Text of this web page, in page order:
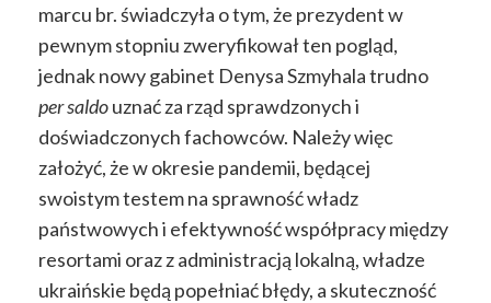
marcu br. świadczyła o tym, że prezydent w
pewnym stopniu zweryfikował ten pogląd,
jednak nowy gabinet Denysa Szmyhala trudno
per saldouznać za rząd sprawdzonych i
doświadczonych fachowców. Należy więc
założyć, że w okresie pandemii, będącej
swoistym testem na sprawność władz
państwowych i efektywność współpracy między
resortami oraz z administracją lokalną, władze
ukraińskie będą popełniać błędy, a skuteczność